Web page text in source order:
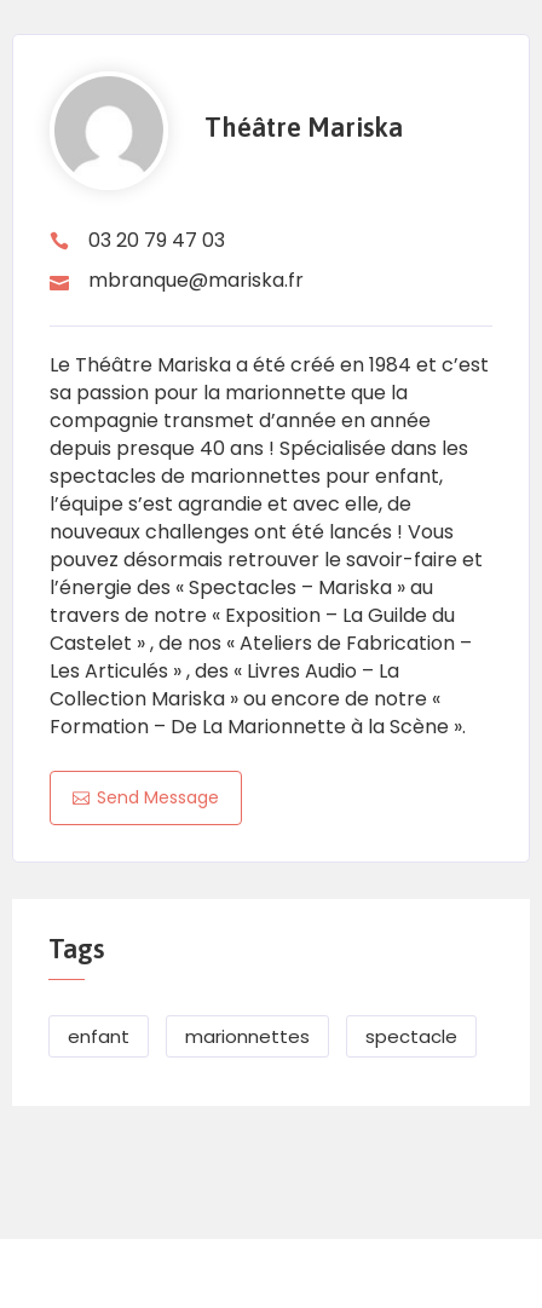
Théâtre Mariska
03 20 79 47 03
mbranque@mariska.fr
Le Théâtre Mariska a été créé en 1984 et c’est
sa passion pour la marionnette que la
compagnie transmet d’année en année
depuis presque 40 ans ! Spécialisée dans les
spectacles de marionnettes pour enfant,
l’équipe s’est agrandie et avec elle, de
nouveaux challenges ont été lancés ! Vous
pouvez désormais retrouver le savoir-faire et
l’énergie des « Spectacles – Mariska » au
travers de notre « Exposition – La Guilde du
Castelet » , de nos « Ateliers de Fabrication –
Les Articulés » , des « Livres Audio – La
Collection Mariska » ou encore de notre «
Formation – De La Marionnette à la Scène ».
Send Message
Tags
enfant marionnettes spectacle